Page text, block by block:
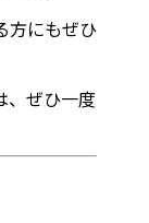
方にもぜひ
、ぜひ一度